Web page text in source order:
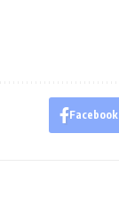
Facebook